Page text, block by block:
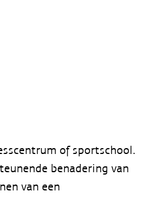
of sportschool.
benadering van
van een